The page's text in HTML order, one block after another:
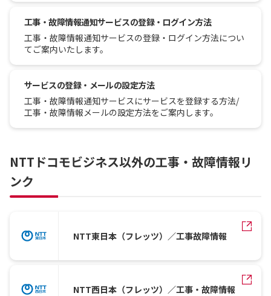
工事・故障情報通知サービスの登録・ログイン方法
工事・故障情報通知サービスの登録・ログイン方法につい
てご案内いたします。
サービスの登録・メールの設定方法
工事・故障情報通知サービスにサービスを登録する方法/
工事・故障情報メールの設定方法をご案内します。
NTTドコモビジネス以外の工事・故障情報リ
ンク
NTT東日本（フレッツ）／工事故障情報
NTT西日本（フレッツ）／工事・故障情報